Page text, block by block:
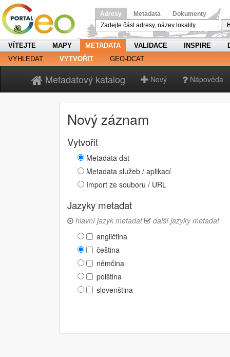
Adresy Metadata Dokumenty
VÍTEJTE MAPY METADATA VALIDACE INSPIRE
VYHLEDAT
VYTVOŘIT GEO-DCAT